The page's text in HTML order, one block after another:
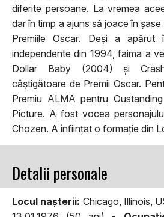
diferite persoane. La vremea
dar în timp a ajuns să joace în
Premiile Oscar. Deși a apărut
independente din 1994, faima a
Dollar Baby (2004) și
câștigătoare de Premii Oscar.
Premiu ALMA pentru
Picture. A fost vocea
Chozen. A înființat o formație din
Detalii personale
Locul naşterii: Chicago, Illinois,